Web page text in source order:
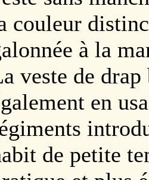
couleur
à la
veste de drap
en
de petite